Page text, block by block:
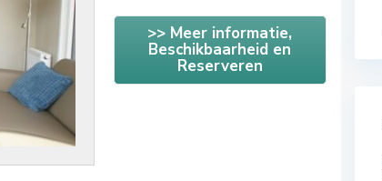
>> Meer informatie,
Beschikbaarheid en
Reserveren